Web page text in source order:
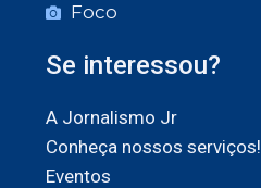
Foco
Se interessou?
A Jornalismo Jr
Conheça nossos serviços!
Eventos